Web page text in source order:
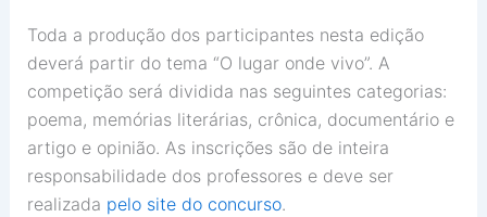
Toda a produção dos participantes nesta edição
deverá partir do tema “O lugar onde vivo”. A
competição será dividida nas seguintes categorias:
poema, memórias literárias, crônica, documentário e
artigo e opinião. As inscrições são de inteira
responsabilidade dos professores e deve ser
realizada pelo site do concurso.